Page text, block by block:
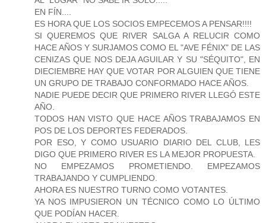
EN FÍN....
ES HORA QUE LOS SOCIOS EMPECEMOS A PENSAR!!!!
SI QUEREMOS QUE RIVER SALGA A RELUCIR COMO
HACE AÑOS Y SURJAMOS COMO EL "AVE FÉNIX" DE LAS
CENIZAS QUE NOS DEJA AGUILAR Y SU "SÉQUITO", EN
DIECIEMBRE HAY QUE VOTAR POR ALGUIEN QUE TIENE
UN GRUPO DE TRABAJO CONFORMADO HACE AÑOS.
NADIE PUEDE DECIR QUE PRIMERO RIVER LLEGÓ ESTE
AÑO.
TODOS HAN VISTO QUE HACE AÑOS TRABAJAMOS EN
POS DE LOS DEPORTES FEDERADOS.
POR ESO, Y COMO USUARIO DIARIO DEL CLUB, LES
DIGO QUE PRIMERO RIVER ES LA MEJOR PROPUESTA.
NO EMPEZAMOS PROMETIENDO. EMPEZAMOS
TRABAJANDO Y CUMPLIENDO.
AHORA ES NUESTRO TURNO COMO VOTANTES.
YA NOS IMPUSIERON UN TÉCNICO COMO LO ÚLTIMO
QUE PODÍAN HACER.